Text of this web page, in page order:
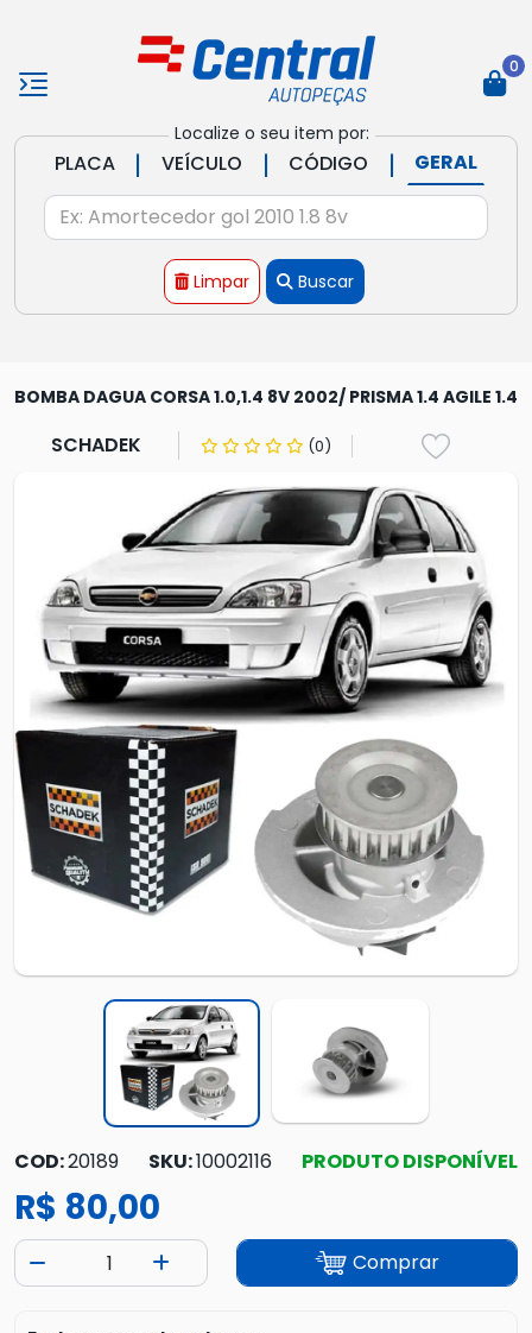
Localize o seu item por:
PLACA | VEÍCULO | CÓDIGO | GERAL
Limpar Buscar
0
BOMBA DAGUA CORSA 1.0,1.4 8V 2002/ PRISMA 1.4 AGILE 1.4
SCHADEK (0)
COD:20189 SKU:10002116 PRODUTO DISPONÍVEL
R$ 80,00
Comprar